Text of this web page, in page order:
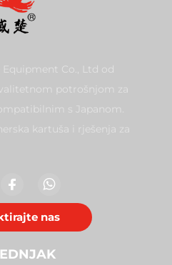
Co., Ltd od
potrošnjom za
s Japanom.
kartuša i rješenja za
nas